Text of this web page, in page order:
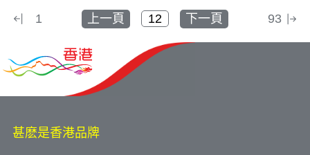
1 上一頁 下一頁 93
甚麽是香港品牌